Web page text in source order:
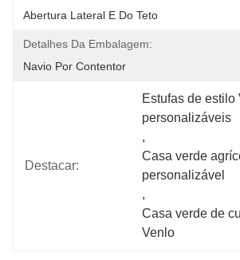
Abertura Lateral E Do Teto
Detalhes Da Embalagem:
Navio Por Contentor
Destacar:
Estufas de estilo
personalizáveis
,
Casa verde
personalizável
,
Casa verde de
Venlo